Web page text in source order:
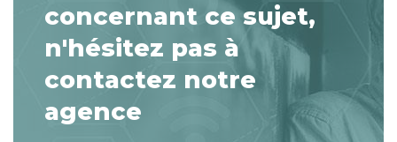
concernant ce sujet,
n'hésitez pas à
contactez notre
agence